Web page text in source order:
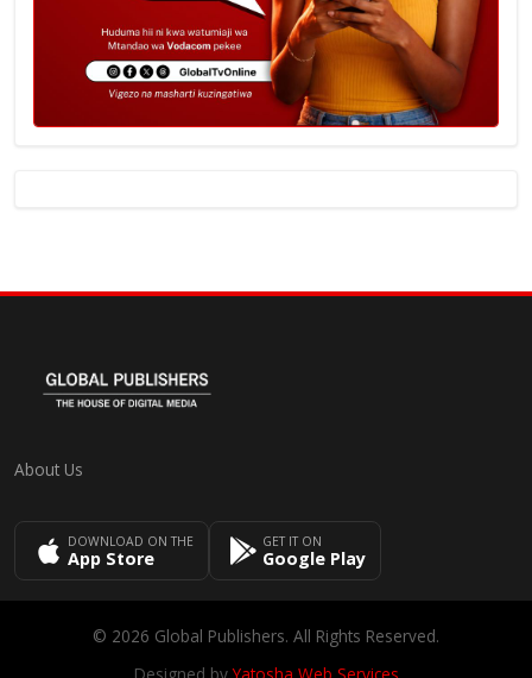
About Us
DOWNLOAD ON THE
App Store
GET IT ON
Google Play
© 2026 Global Publishers. All Rights Reserved.